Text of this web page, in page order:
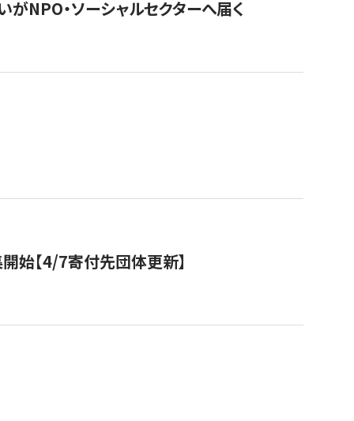
NPO・ソーシャルセクターへ届く
始【4/7寄付先団体更新】